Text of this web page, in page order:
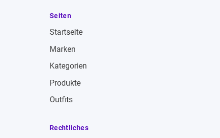
Seiten
Startseite
Marken
Kategorien
Produkte
Outfits
Rechtliches